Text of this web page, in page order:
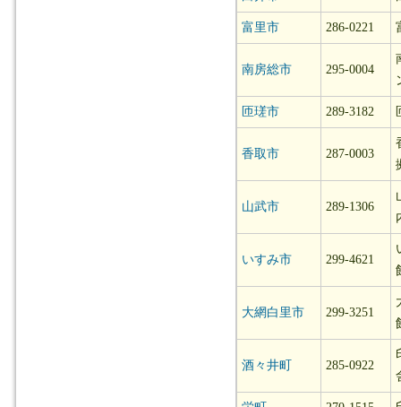
富里市 286-0221
南房総市 295-0004
匝瑳市 289-3182
香取市 287-0003
山武市 289-1306
いすみ市 299-4621
大網白里市 299-3251
酒々井町 285-0922